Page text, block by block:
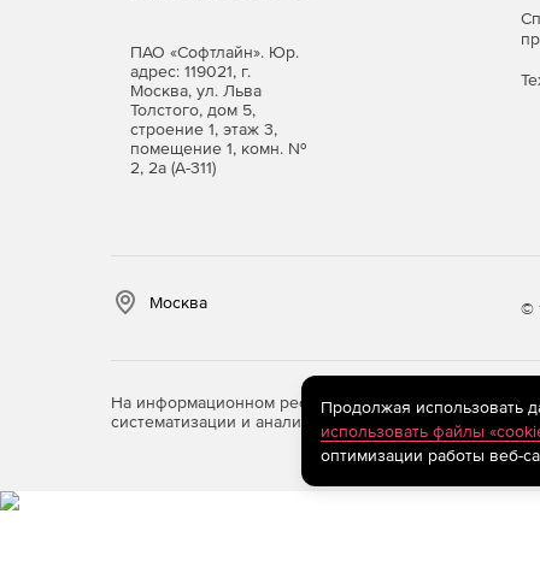
ПАО «Софтлайн». Юр.
адрес: 119021, г.
Москва, ул. Льва
Толстого, дом 5,
строение 1, этаж 3,
помещение 1, комн. №
2, 2а (А-311)
Москва ©
На информационном ресурсе store.softline.ru
систематизации и анализа сведений, относящихся
Продолжая использовать
использовать файлы
оптимизации работы веб-